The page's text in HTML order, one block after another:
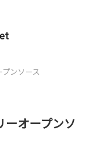
プンソース
ーオープンソ